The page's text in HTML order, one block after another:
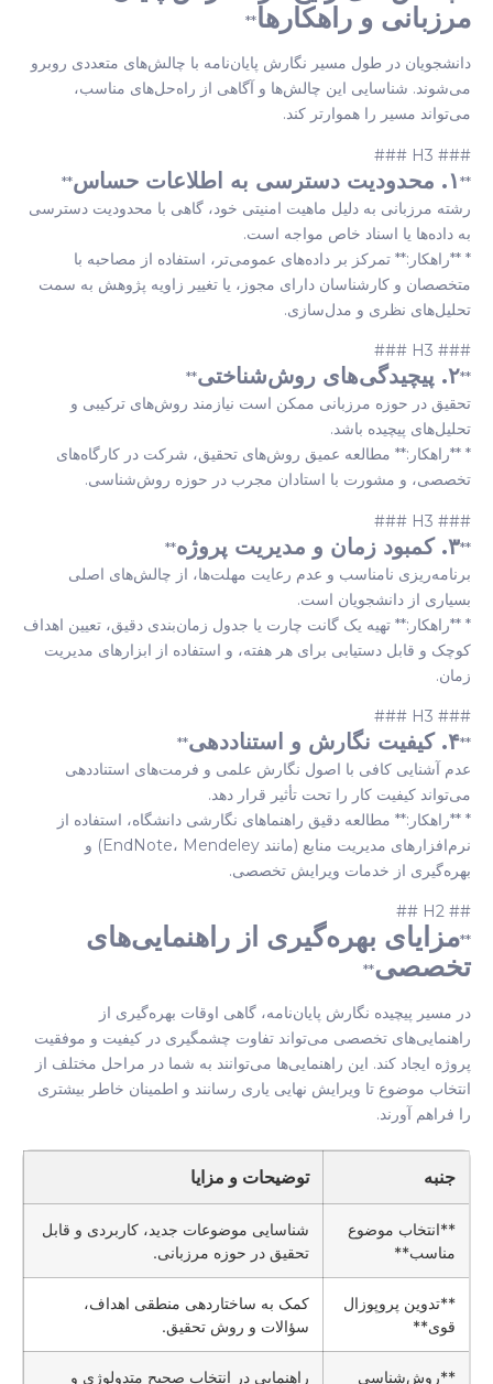
مرزبانی و راهکارها**
دانشجویان در طول مسیر نگارش پایان‌نامه با چالش‌های متعددی روبرو
می‌شوند. شناسایی این چالش‌ها و آگاهی از راه‌حل‌های مناسب،
می‌تواند مسیر را هموارتر کند.
### H3 ###
**۱. محدودیت دسترسی به اطلاعات حساس
**
رشته مرزبانی به دلیل ماهیت امنیتی خود، گاهی با محدودیت دسترسی
به داده‌ها یا اسناد خاص مواجه است.
* **راهکار:** تمرکز بر داده‌های عمومی‌تر، استفاده از مصاحبه با
متخصصان و کارشناسان دارای مجوز، یا تغییر زاویه پژوهش به سمت
تحلیل‌های نظری و مدل‌سازی.
### H3 ###
**۲. پیچیدگی‌های روش‌شناختی
**
تحقیق در حوزه مرزبانی ممکن است نیازمند روش‌های ترکیبی و
تحلیل‌های پیچیده باشد.
* **راهکار:** مطالعه عمیق روش‌های تحقیق، شرکت در کارگاه‌های
تخصصی، و مشورت با استادان مجرب در حوزه روش‌شناسی.
### H3 ###
**۳. کمبود زمان و مدیریت پروژه
**
برنامه‌ریزی نامناسب و عدم رعایت مهلت‌ها، از چالش‌های اصلی
بسیاری از دانشجویان است.
* **راهکار:** تهیه یک گانت چارت یا جدول زمان‌بندی دقیق، تعیین اهداف
کوچک و قابل دستیابی برای هر هفته، و استفاده از ابزارهای مدیریت
زمان.
### H3 ###
**۴. کیفیت نگارش و استناددهی
**
عدم آشنایی کافی با اصول نگارش علمی و فرمت‌های استناددهی
می‌تواند کیفیت کار را تحت تأثیر قرار دهد.
* **راهکار:** مطالعه دقیق راهنماهای نگارشی دانشگاه، استفاده از
نرم‌افزارهای مدیریت منابع (مانند EndNote، Mendeley) و
بهره‌گیری از خدمات ویرایش تخصصی.
## H2 ##
**مزایای بهره‌گیری از راهنمایی‌های
تخصصی**
در مسیر پیچیده نگارش پایان‌نامه، گاهی اوقات بهره‌گیری از
راهنمایی‌های تخصصی می‌تواند تفاوت چشمگیری در کیفیت و موفقیت
پروژه ایجاد کند. این راهنمایی‌ها می‌توانند به شما در مراحل مختلف از
انتخاب موضوع تا ویرایش نهایی یاری رسانند و اطمینان خاطر بیشتری
را فراهم آورند.
جنبه توضیحات و مزایا
**انتخاب موضوع
مناسب**
شناسایی موضوعات جدید، کاربردی و قابل
تحقیق در حوزه مرزبانی.
**تدوین پروپوزال
قوی**
کمک به ساختاردهی منطقی اهداف،
سؤالات و روش تحقیق.
**روش‌شناسی راهنمایی در انتخاب صحیح متدولوژی و